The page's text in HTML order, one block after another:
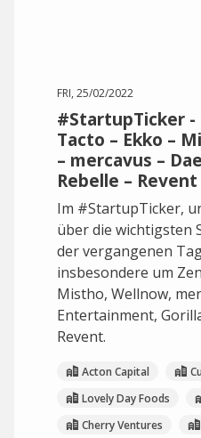
FRI, 25/02/2022
#StartupTicker -
Tacto – Ekko –
– mercavus –
Rebelle – Revent
Im #StartupTicker,
über die wichtigsten
der vergangenen
insbesondere um
Mistho, Wellnow,
Entertainment,
Revent.
Acton Capital
Lovely Day Foods
Cherry Ventures